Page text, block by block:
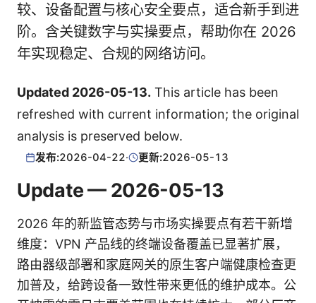
较、设备配置与核心安全要点，适合新手到进
阶。含关键数字与实操要点，帮助你在 2026
年实现稳定、合规的网络访问。
Updated 2026-05-13. This article has been
refreshed with current information; the original
analysis is preserved below.
发布:2026-04-22· 更新:2026-05-13
Update — 2026-05-13
2026 年的新监管态势与市场实操要点有若干新增
维度：VPN 产品线的终端设备覆盖已显著扩展，
路由器级部署和家庭网关的原生客户端健康检查更
加普及，给跨设备一致性带来更低的维护成本。公